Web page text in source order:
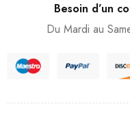
Besoin d’un
Du Mardi au